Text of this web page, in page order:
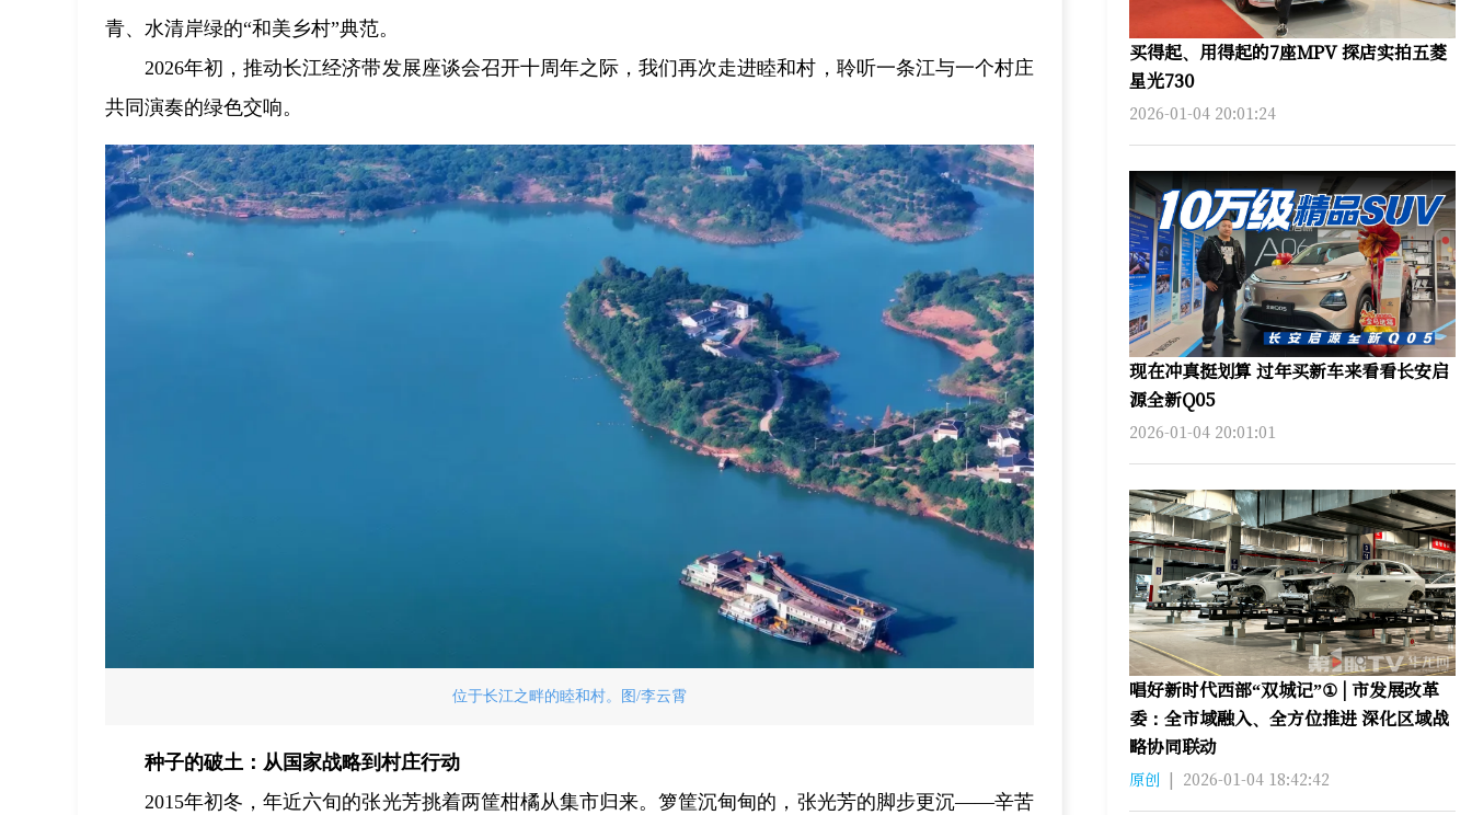
青、水清岸绿的“和美乡村”典范。
2026年初，推动长江经济带发展座谈会召开十周年之际，我们再次走进睦和村，聆听一条江与一个村庄
共同演奏的绿色交响。
位于长江之畔的睦和村。图/李云霄
种子的破土：从国家战略到村庄行动
2015年初冬，年近六旬的张光芳挑着两筐柑橘从集市归来。箩筐沉甸甸的，张光芳的脚步更沉——辛苦
买得起、用得起的7座MPV 探店实拍五菱
星光730
2026-01-04 20:01:24
现在冲真挺划算 过年买新车来看看长安启
源全新Q05
2026-01-04 20:01:01
唱好新时代西部“双城记”① | 市发展改革
委：全市域融入、全方位推进 深化区域战
略协同联动
原创 | 2026-01-04 18:42:42